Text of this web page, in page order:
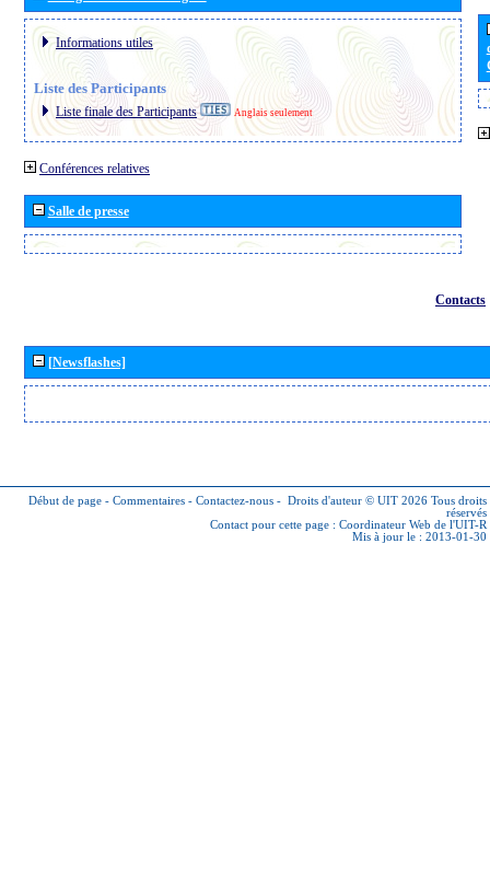
Informations utiles
Liste des Participants
Liste finale des Participants Anglais seulement
Conférences relatives
Salle de presse
Contacts
[Newsflashes]
Début de page - Commentaires - Contactez-nous - Droits d'auteur © UIT 2026 Tous droits
réservés
Contact pour cette page : Coordinateur Web de l'UIT-R
Mis à jour le : 2013-01-30